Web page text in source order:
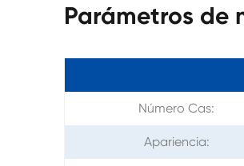
Parámetros de
Número Cas:
Apariencia: